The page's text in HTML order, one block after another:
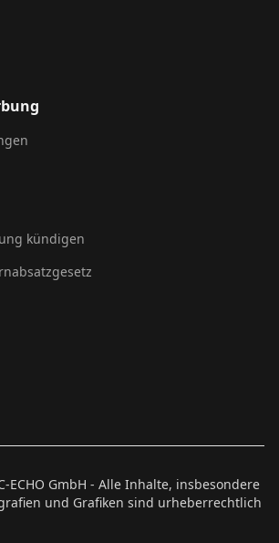
kündigen
ECHO GmbH - Alle Inhalte, insbesondere
und Grafiken sind urheberrechtlich